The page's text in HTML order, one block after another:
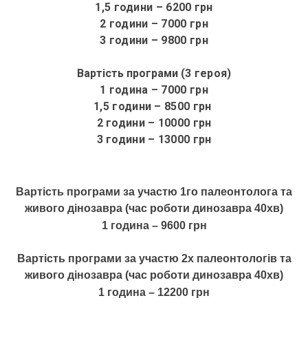
1,5 години – 6200 грн
2 години – 7000 грн
3 години – 9800 грн
Вартість програми(3 героя)
1 година – 7000 грн
1,5 години – 8500 грн
2 години – 10000 грн
3 години – 13000 грн
Вартість програми за участю 1го палеонтолога та
живого дінозавра (час роботи динозавра 40хв)
1 година – 9600 грн
Вартість програми за участю 2х палеонтологів та
живого дінозавра (час роботи динозавра 40хв)
1 година – 12200 грн